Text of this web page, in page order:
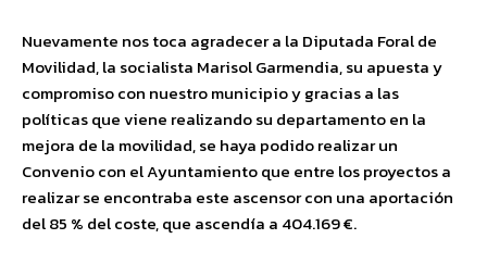
Nuevamente nos toca agradecer a la Diputada Foral de
Movilidad, la socialista Marisol Garmendia, su apuesta y
compromiso con nuestro municipio y gracias a las
políticas que viene realizando su departamento en la
mejora de la movilidad, se haya podido realizar un
Convenio con el Ayuntamiento que entre los proyectos a
realizar se encontraba este ascensor con una aportación
del 85 % del coste, que ascendía a 404.169€.